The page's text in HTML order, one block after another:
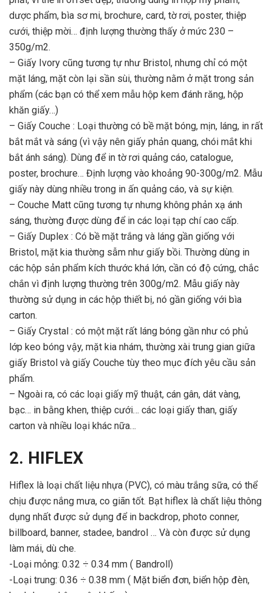
dược phẩm, bìa sơ mi, brochure, card, tờ rơi, poster, thiệp
cưới, thiệp mời… định lượng thường thấy ở mức 230 –
350g/m2.
– Giấy Ivory cũng tương tự như Bristol, nhưng chỉ có một
mặt láng, mặt còn lại sần sùi, thường nằm ở mặt trong sản
phẩm (các bạn có thể xem mẫu hộp kem đánh răng, hộp
khăn giấy…)
– Giấy Couche : Loại thường có bề mặt bóng, mịn, láng, in rất
bắt mắt và sáng (vì vậy nên giấy phản quang, chói mắt khi
bắt ánh sáng). Dùng để in tờ rơi quảng cáo, catalogue,
poster, brochure… Định lượng vào khoảng 90-300g/m2. Mẫu
giấy này dùng nhiều trong in ấn quảng cáo, và sự kiện.
– Couche Matt cũng tương tự nhưng không phản xạ ánh
sáng, thường được dùng để in các loại tạp chí cao cấp.
– Giấy Duplex : Có bề mặt trắng và láng gần giống với
Bristol, mặt kia thường sẫm như giấy bồi. Thường dùng in
các hộp sản phẩm kích thước khá lớn, cần có độ cứng, chắc
chắn vì định lượng thường trên 300g/m2. Mẫu giấy này
thường sử dụng in các hộp thiết bị, nó gần giống với bìa
carton.
– Giấy Crystal : có một mặt rất láng bóng gần như có phủ
lớp keo bóng vậy, mặt kia nhám, thường xài trung gian giữa
giấy Bristol và giấy Couche tùy theo mục đích yêu cầu sản
phẩm.
– Ngoài ra, có các loại giấy mỹ thuật, cán gân, dát vàng,
bạc… in bằng khen, thiệp cưới… các loại giấy than, giấy
carton và nhiều loại khác nữa…
2. HIFLEX
Hiflex là loại chất liệu nhựa (PVC), có màu trắng sữa, có thể
chịu được nắng mưa, co giãn tốt. Bạt hiflex là chất liệu thông
dụng nhất được sử dụng để in backdrop, photo conner,
billboard, banner, stadee, bandrol … Và còn được sử dụng
làm mái, dù che.
-Loại mỏng: 0.32 ÷ 0.34 mm ( Bandroll)
-Loại trung: 0.36 ÷ 0.38 mm ( Mặt biển đơn, biển hộp đèn,